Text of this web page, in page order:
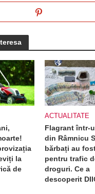
la
de
ACTUALITATE
Flagrant într-
din Râmnicu
bărbați au
pentru trafic
droguri. Ce a
descoperit